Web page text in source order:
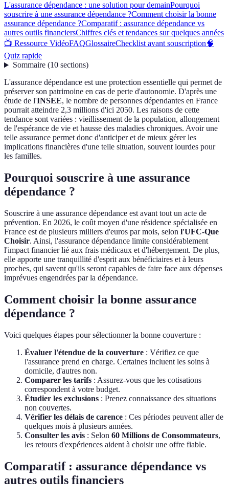
L'assurance dépendance : une solution pour demainPourquoi
souscrire à une assurance dépendance ?Comment choisir la bonne
assurance dépendance ?Comparatif : assurance dépendance vs
autres outils financiersChiffres clés et tendances sur quelques années
📺 Ressource VidéoFAQGlossaireChecklist avant souscription🧠
Quiz rapide
Sommaire(10 sections)
L'assurance dépendance est une protection essentielle qui permet de
préserver son patrimoine en cas de perte d'autonomie. D'après une
étude de l'INSEE, le nombre de personnes dépendantes en France
pourrait atteindre 2,3 millions d'ici 2050. Les raisons de cette
tendance sont variées : vieillissement de la population, allongement
de l'espérance de vie et hausse des maladies chroniques. Avoir une
telle assurance permet donc d'anticiper et de mieux gérer les
implications financières d'une telle situation, souvent lourdes pour
les familles.
Pourquoi souscrire à une assurance
dépendance ?
Souscrire à une assurance dépendance est avant tout un acte de
prévention. En 2026, le coût moyen d'une résidence spécialisée en
France est de plusieurs milliers d'euros par mois, selon l'UFC-Que
Choisir. Ainsi, l'assurance dépendance limite considérablement
l'impact financier lié aux frais médicaux et d'hébergement. De plus,
elle apporte une tranquillité d'esprit aux bénéficiaires et à leurs
proches, qui savent qu'ils seront capables de faire face aux dépenses
imprévues engendrées par la dépendance.
Comment choisir la bonne assurance
dépendance ?
Voici quelques étapes pour sélectionner la bonne couverture :
Évaluer l'étendue de la couverture : Vérifiez ce que
l'assurance prend en charge. Certaines incluent les soins à
domicile, d'autres non.
Comparer les tarifs : Assurez-vous que les cotisations
correspondent à votre budget.
Étudier les exclusions : Prenez connaissance des situations
non couvertes.
Vérifier les délais de carence : Ces périodes peuvent aller de
quelques mois à plusieurs années.
Consulter les avis : Selon 60 Millions de Consommateurs,
les retours d'expériences aident à choisir une offre fiable.
Comparatif : assurance dépendance vs
autres outils financiers